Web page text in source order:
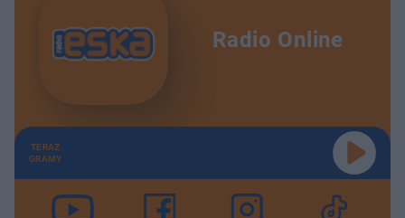
Radio Online
TERAZ
GRAMY